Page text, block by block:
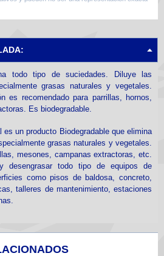
todo tipo de suciedades. Diluye las
grasas naturales y vegetales.
es recomendado para parrillas, hornos,
Es biodegradable.
es un producto Biodegradable que elimina
grasas naturales y vegetales.
mesones, campanas extractoras, etc.
desengrasar todo tipo de equipos de
como pisos de baldosa, concreto,
talleres de mantenimiento, estaciones